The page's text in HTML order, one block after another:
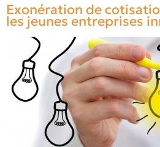
Exonération de
les jeunes entreprises